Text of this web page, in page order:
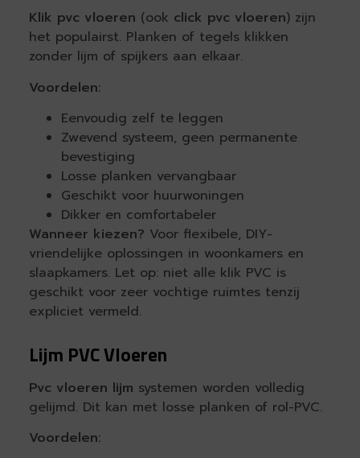
Klik pvc vloeren (ook click pvc vloeren) zijn
het populairst. Planken of tegels klikken
zonder lijm of spijkers aan elkaar.
Voordelen:
Eenvoudig zelf te leggen
Zwevend systeem, geen permanente
bevestiging
Losse planken vervangbaar
Geschikt voor huurwoningen
Dikker en comfortabeler
Wanneer kiezen? Voor flexibele, DIY-
vriendelijke oplossingen in woonkamers en
slaapkamers. Let op: niet alle klik PVC is
geschikt voor zeer vochtige ruimtes tenzij
expliciet vermeld.
Lijm PVC Vloeren
Pvc vloeren lijm systemen worden volledig
gelijmd. Dit kan met losse planken of rol-PVC.
Voordelen: